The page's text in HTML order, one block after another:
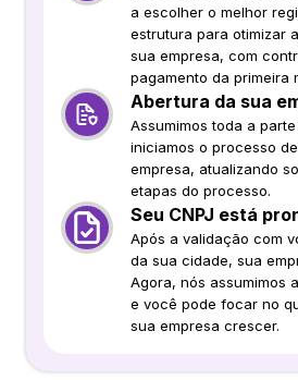
a escolher o melhor
estrutura para otimizar
sua empresa, com
pagamento da primeira
Abertura da sua
Assumimos toda a
iniciamos o processo
empresa, atualizando
etapas do processo.
Seu CNPJ está
Após a validação com
da sua cidade, sua
Agora, nós assumimos
e você pode focar no
sua empresa crescer.